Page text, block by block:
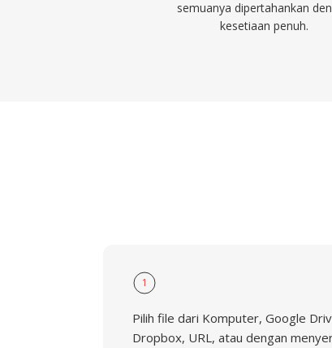
semuanya dipertahankan
kesetiaan penuh.
1
Pilih file dari Komputer, Google
Dropbox, URL, atau dengan